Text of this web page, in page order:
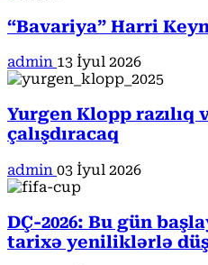
“Bavariya” Harri
admin 13 İyul 2026
Yurgen Klopp
çalışdıracaq
admin 03 İyul 2026
DÇ-2026: Bu gün
tarixə yeniliklərlə